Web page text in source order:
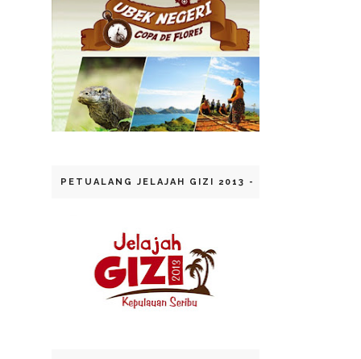
PETUALANG JELAJAH GIZI 2013 - KEP. SERIBU